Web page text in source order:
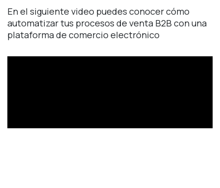
En el siguiente video puedes conocer cómo
automatizar tus procesos de venta B2B con una
plataforma de comercio electrónico